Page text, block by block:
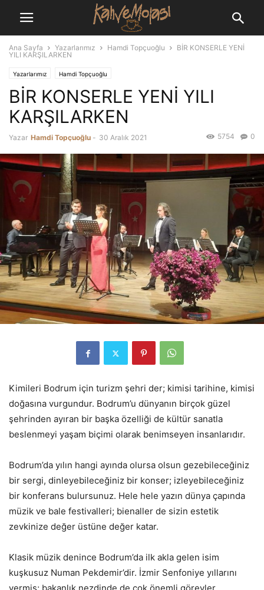
Ana Sayfa Yazarlarımız Hamdi Topçuoğlu
BİR KONSERLE YENİ
YILI KARŞILARKEN
Yazarlarımız Hamdi Topçuoğlu
BİR KONSERLE YENİ YILI
KARŞILARKEN
Yazar Hamdi Topçuoğlu - 30 Aralık 2021 0
5754
Kimileri Bodrum için turizm şehri der; kimisi tarihine, kimisi
doğasına vurgundur. Bodrum’u dünyanın birçok güzel
şehrinden ayıran bir başka özelliği de kültür sanatla
beslenmeyi yaşam biçimi olarak benimseyen insanlarıdır.
Bodrum’da yılın hangi ayında olursa olsun gezebileceğiniz
bir sergi, dinleyebileceğiniz bir konser; izleyebileceğiniz
bir konferans bulursunuz. Hele hele yazın dünya çapında
müzik ve bale festivalleri; bienaller de sizin estetik
zevkinize değer üstüne değer katar.
Klasik müzik denince Bodrum’da ilk akla gelen isim
kuşkusuz Numan Pekdemir’dir. İzmir Senfoniye yıllarını